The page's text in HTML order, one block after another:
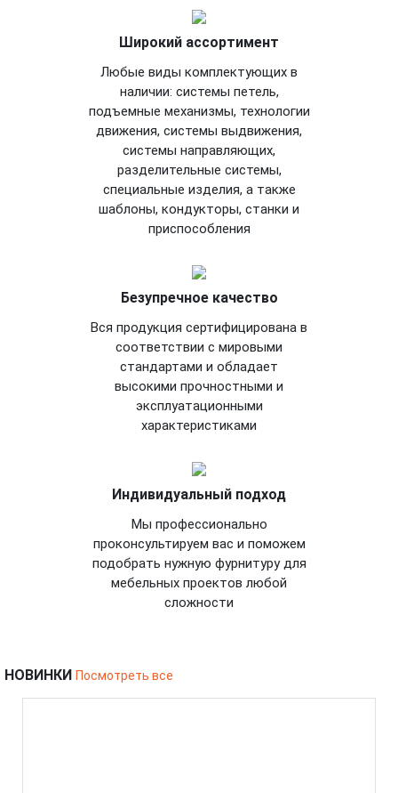
Широкий ассортимент
Любые виды комплектующих в
наличии: системы петель,
подъемные механизмы, технологии
движения, системы выдвижения,
системы направляющих,
разделительные системы,
специальные изделия, а также
шаблоны, кондукторы, станки и
приспособления
Безупречное качество
Вся продукция сертифицирована в
соответствии с мировыми
стандартами и обладает
высокими прочностными и
эксплуатационными
характеристиками
Индивидуальный подход
Мы профессионально
проконсультируем вас и поможем
подобрать нужную фурнитуру для
мебельных проектов любой
сложности
НОВИНКИ Посмотреть все